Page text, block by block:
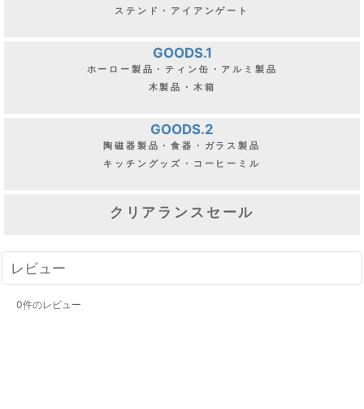
ステンド・アイアンゲート
GOODS.1
ホーロー製品・ティン缶・アルミ製品
木製品・木箱
GOODS.2
陶磁器製品・食器・ガラス製品
キッチングッズ・コーヒーミル
クリアランスセール
レビュー
0件のレビュー